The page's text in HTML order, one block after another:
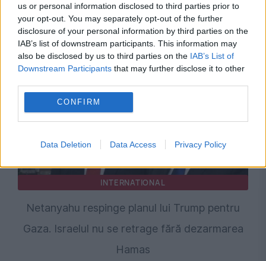
us or personal information disclosed to third parties prior to
your opt-out. You may separately opt-out of the further
disclosure of your personal information by third parties on the
IAB’s list of downstream participants. This information may
also be disclosed by us to third parties on the IAB’s List of
Downstream Participants that may further disclose it to other
CONFIRM
Data Deletion Data Access Privacy Policy
Trump schimbă tactica în relația cu Iranul: O
luăm mai discret
INTERNATIONAL
Netanyahu respinge planul lui Trump pentru
Gaza. Israelul nu se retrage fără dezarmarea
Hamas